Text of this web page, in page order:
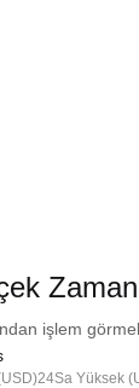
işlem
24Sa Yüksek